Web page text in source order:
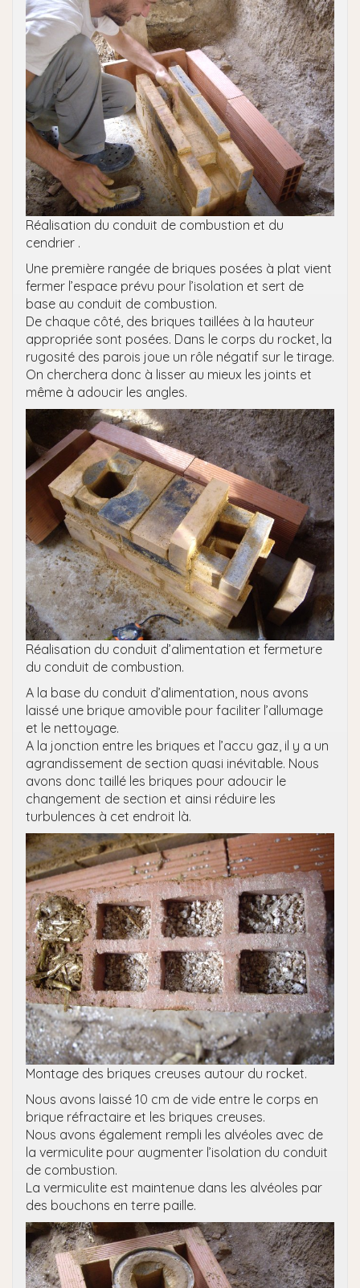
Réalisation du conduit de combustion et du
cendrier .
Une première rangée de briques posées à plat vient
fermer l’espace prévu pour l’isolation et sert de
base au conduit de combustion.
De chaque côté, des briques taillées à la hauteur
appropriée sont posées. Dans le corps du rocket, la
rugosité des parois joue un rôle négatif sur le tirage.
On cherchera donc à lisser au mieux les joints et
même à adoucir les angles.
Réalisation du conduit d’alimentation et fermeture
du conduit de combustion.
A la base du conduit d’alimentation, nous avons
laissé une brique amovible pour faciliter l’allumage
et le nettoyage.
A la jonction entre les briques et l’accu gaz, il y a un
agrandissement de section quasi inévitable. Nous
avons donc taillé les briques pour adoucir le
changement de section et ainsi réduire les
turbulences à cet endroit là.
Montage des briques creuses autour du rocket.
Nous avons laissé 10 cm de vide entre le corps en
brique réfractaire et les briques creuses.
Nous avons également rempli les alvéoles avec de
la vermiculite pour augmenter l’isolation du conduit
de combustion.
La vermiculite est maintenue dans les alvéoles par
des bouchons en terre paille.